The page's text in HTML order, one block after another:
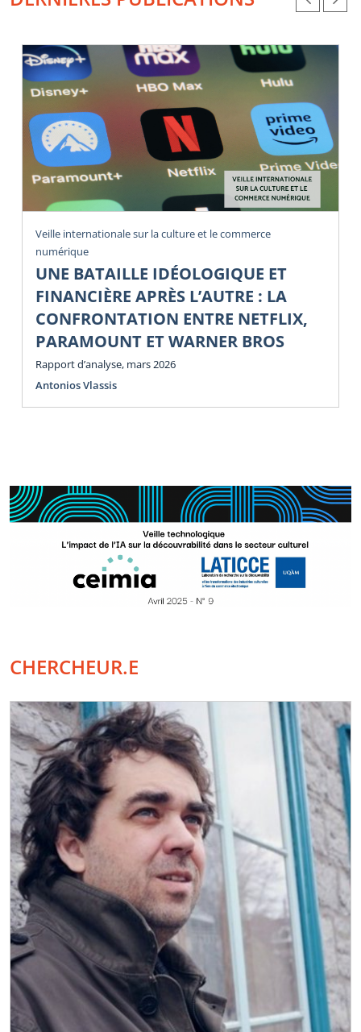
Veille internationale sur la culture et le commerce
numérique
UNE BATAILLE IDÉOLOGIQUE ET
FINANCIÈRE APRÈS L’AUTRE : LA
CONFRONTATION ENTRE NETFLIX,
PARAMOUNT ET WARNER BROS
Rapport d’analyse, mars 2026
Antonios Vlassis
CHERCHEUR.E